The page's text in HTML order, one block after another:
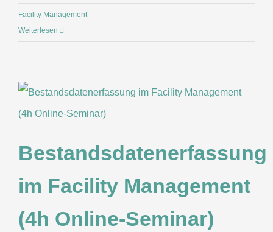
Facility Management
Weiterlesen
Bestandsdatenerfassung
im Facility Management
(4h Online-Seminar)